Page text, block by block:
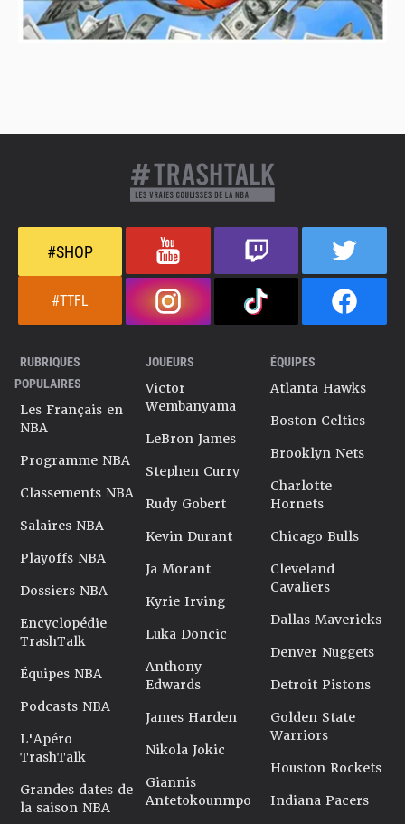
#SHOP
#TTFL
RUBRIQUES
POPULAIRES
Les Français en
NBA
Programme NBA
Classements NBA
Salaires NBA
Playoffs NBA
Dossiers NBA
Encyclopédie
TrashTalk
Équipes NBA
Podcasts NBA
L'Apéro
TrashTalk
Grandes dates de
la saison NBA
JOUEURS
Victor
Wembanyama
LeBron James
Stephen Curry
Rudy Gobert
Kevin Durant
Ja Morant
Kyrie Irving
Luka Doncic
Anthony
Edwards
James Harden
Nikola Jokic
Giannis
Antetokounmpo
ÉQUIPES
Atlanta Hawks
Boston Celtics
Brooklyn Nets
Charlotte
Hornets
Chicago Bulls
Cleveland
Cavaliers
Dallas Mavericks
Denver Nuggets
Detroit Pistons
Golden State
Warriors
Houston Rockets
Indiana Pacers